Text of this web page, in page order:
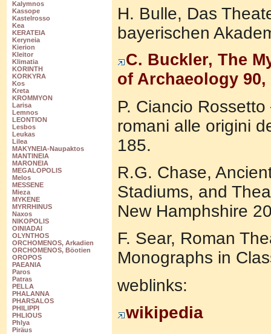
Kalymnos
Kassope
Kastelrosso
Kea
KERATEIA
Keryneia
Kierion
Kleitor
Klimatia
KORINTH
KORKYRA
Kos
Kreta
KROMMYON
Larisa
Lemnos
LEONTION
Lesbos
Leukas
Lilea
MAKYNEIA-Naupaktos
MANTINEIA
MARONEIA
MEGALOPOLIS
Melos
MESSENE
Mieza
MYKENE
MYRRHINUS
Naxos
NIKOPOLIS
OINIADAI
OLYNTHOS
ORCHOMENOS, Arkadien
ORCHOMENOS, Böotien
OROPOS
PAEANIA
Paros
Patras
PELLA
PHALANNA
PHARSALOS
PHILIPPI
PHLIOUS
Phlya
Piräus
H. Bulle, Das
bayerischen
C. Buckler, The
of Archaeology 90,
P. Ciancio
romani alle origini
185.
R.G. Chase,
Stadiums, and
New Hamphshire
F. Sear, Roman
Monographs in
weblinks:
wikipedia